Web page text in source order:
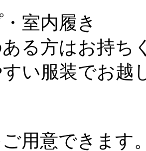
室内履き
る方はお持ち
い服装でお越
用意できます